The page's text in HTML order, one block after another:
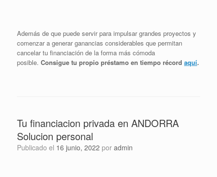
Además de que puede servir para impulsar grandes proyectos y
comenzar a generar ganancias considerables que permitan
cancelar tu financiación de la forma más cómoda
posible. Consigue tu propio préstamo en tiempo récord aquí.
Tu financiacion privada en ANDORRA
Solucion personal
Publicado el 16 junio, 2022 por admin